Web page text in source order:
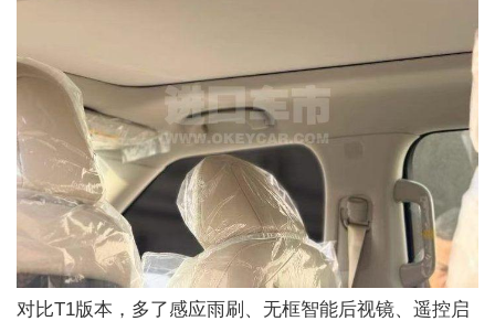
对比T1版本，多了感应雨刷、无框智能后视镜、遥控启